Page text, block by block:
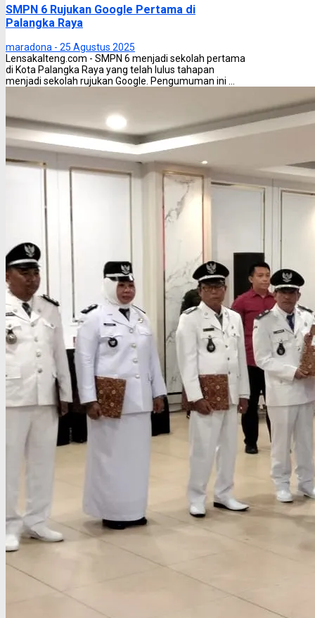
SMPN 6 Rujukan Google Pertama di
Palangka Raya
maradona - 25 Agustus 2025
Lensakalteng.com - SMPN 6 menjadi sekolah pertama
di Kota Palangka Raya yang telah lulus tahapan
menjadi sekolah rujukan Google. Pengumuman ini ...